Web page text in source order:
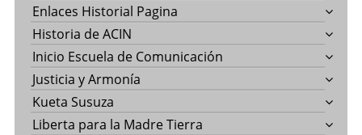
Enlaces Historial Pagina
Historia de ACIN
Inicio Escuela de Comunicación
Justicia y Armonía
Kueta Susuza
Liberta para la Madre Tierra